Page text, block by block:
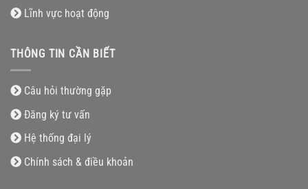
Lĩnh vực hoạt động
THÔNG TIN CẦN BIẾT
Câu hỏi thường gặp
Đăng ký tư vấn
Hệ thống đại lý
Chính sách & điều khoản